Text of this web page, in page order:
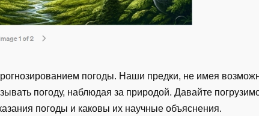
погоды. Наши предки, не имея
погоду, наблюдая за природой. Давайте
погоды и каковы их научные объяснения.